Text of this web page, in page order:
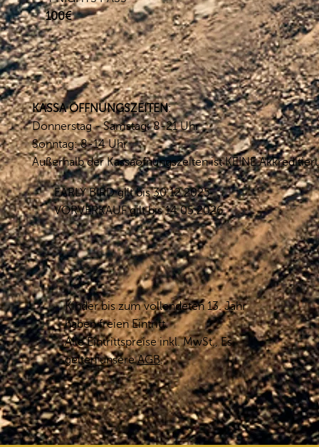
100€
KASSA ÖFFNUNGSZEITEN:
Donnerstag - Samstag: 8-21 Uhr
Sonntag: 8-14 Uhr
Außerhalb der Kassaöfnungszeiten ist KEINE
EARLY BIRD gilt bis 30.12.2025
VORVERKAUF gilt bis 14.05.2026
Kinder bis zum vollendeten 13. Jahr
haben freien Eintritt.
Alle Eintrittspreise inkl. MwSt., Es
gelten unsereAGB.